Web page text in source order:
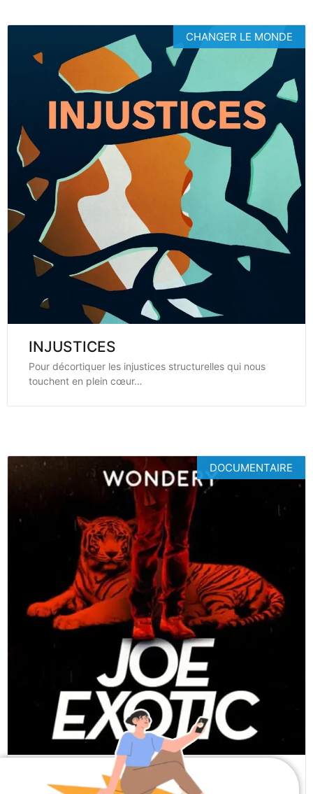
CHANGER LE MONDE
INJUSTICES
Pour décortiquer les injustices structurelles qui nous
touchent en plein cœur…
DOCUMENTAIRE
JOE VS CAROLE